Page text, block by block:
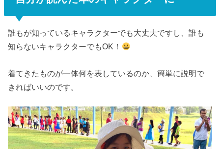
誰もが知っているキャラクターでも大丈夫ですし、誰も
知らないキャラクターでもOK！
着てきたものが一体何を表しているのか、簡単に説明で
きればいいのです。